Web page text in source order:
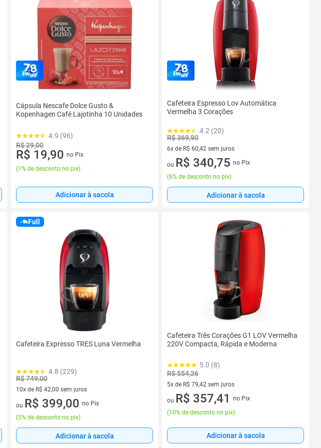
Cápsula Nescafe Dolce Gusto &
Kopenhagen Café Lajotinha 10 Unidades
4.9 (96)
R$ 29,00
R$ 19,90 no Pix
(1% de desconto no pix)
Adicionar à sacola
Cafeteira Espresso Lov Automática
Vermelha 3 Corações
4.2 (20)
R$ 369,90
6x de R$ 60,42 sem juros
6 vez de R$ 60,42 sem juros
ou R$ 340,75 no Pix
(6% de desconto no pix)
Adicionar à sacola
Full
Cafeteira Expresso TRES Luna Vermelha
4.8 (229)
R$ 749,00
10x de R$ 42,00 sem juros
10 vez de R$ 42,00 sem juros
ou R$ 399,00 no Pix
(5% de desconto no pix)
Adicionar à sacola
Cafeteira Três Corações G1 LOV Vermelha
220V Compacta, Rápida e Moderna
5.0 (8)
R$ 554,26
5x de R$ 79,42 sem juros
5 vez de R$ 79,42 sem juros
ou R$ 357,41
no Pix
(10% de desconto no pix)
Adicionar à sacola